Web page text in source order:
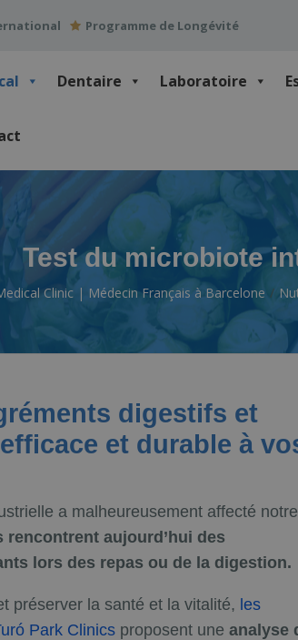
Programme de Longévité
Dentaire Laboratoire
Test du microbiote
Clinic | Médecin Français à Barcelone
digestifs et
et durable à
a malheureusement affecté notre
rencontrent aujourd’hui des
lors des repas ou de la digestion.
préserver la santé et la vitalité, les
Park Clinics proposent une analyse